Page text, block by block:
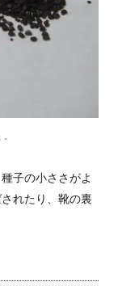
子の小ささがよ
れたり、靴の裏